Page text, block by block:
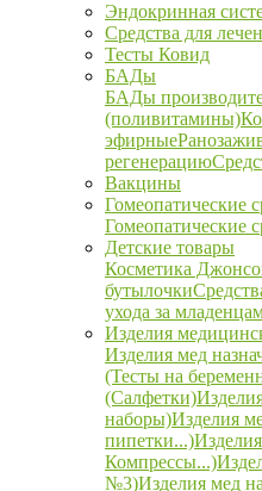
Эндокринная
Средства для
Тесты Ковид
БАДы
БАДы
(поливитамины)
эфирные
регенерацию
Вакцины
Гомеопатические
Гомеопатические
Детские товары
Косметика
бутылочки
ухода за
Изделия
Изделия мед
(Тесты на
(Салфетки)
наборы)Изделия
пипетки...)
Компрессы...)
№3)Изделия мед